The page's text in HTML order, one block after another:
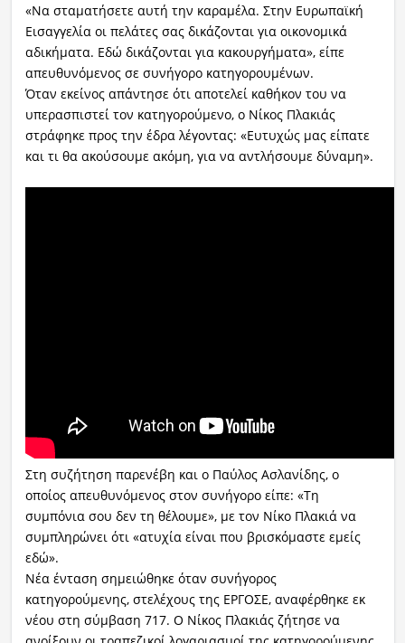
«Να σταματήσετε αυτή την καραμέλα. Στην Ευρωπαϊκή
Εισαγγελία οι πελάτες σας δικάζονται για οικονομικά
αδικήματα. Εδώ δικάζονται για κακουργήματα», είπε
απευθυνόμενος σε συνήγορο κατηγορουμένων.
Όταν εκείνος απάντησε ότι αποτελεί καθήκον του να
υπερασπιστεί τον κατηγορούμενο, ο Νίκος Πλακιάς
στράφηκε προς την έδρα λέγοντας: «Ευτυχώς μας είπατε
και τι θα ακούσουμε ακόμη, για να αντλήσουμε δύναμη».
Στη συζήτηση παρενέβη και ο Παύλος Ασλανίδης, ο
οποίος απευθυνόμενος στον συνήγορο είπε: «Τη
συμπόνια σου δεν τη θέλουμε», με τον Νίκο Πλακιά να
συμπληρώνει ότι «ατυχία είναι που βρισκόμαστε εμείς
εδώ».
Νέα ένταση σημειώθηκε όταν συνήγορος
κατηγορούμενης, στελέχους της ΕΡΓΟΣΕ, αναφέρθηκε εκ
νέου στη σύμβαση 717. Ο Νίκος Πλακιάς ζήτησε να